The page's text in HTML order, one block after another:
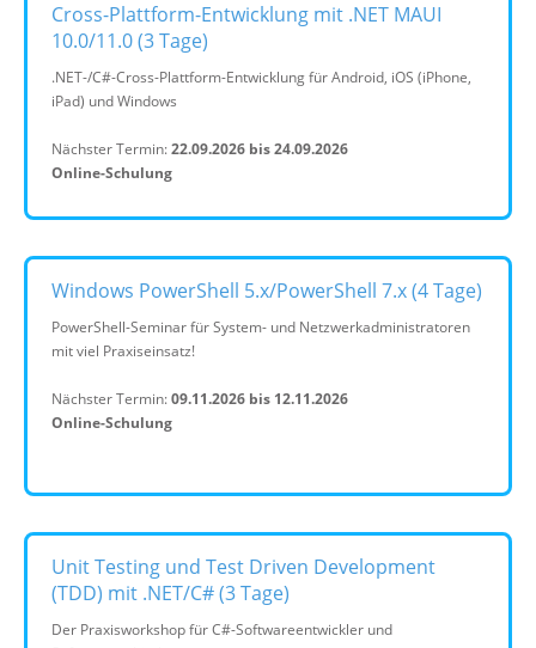
Cross-Plattform-Entwicklung mit .NET MAUI
10.0/11.0 (3 Tage)
.NET-/C#-Cross-Plattform-Entwicklung für Android, iOS (iPhone,
iPad) und Windows
Nächster Termin:22.09.2026 bis 24.09.2026
Online-Schulung
Windows PowerShell 5.x/PowerShell 7.x (4 Tage)
PowerShell-Seminar für System- und Netzwerkadministratoren
mit viel Praxiseinsatz!
Nächster Termin:09.11.2026 bis 12.11.2026
Online-Schulung
Unit Testing und Test Driven Development
(TDD) mit .NET/C# (3 Tage)
Der Praxisworkshop für C#-Softwareentwickler und